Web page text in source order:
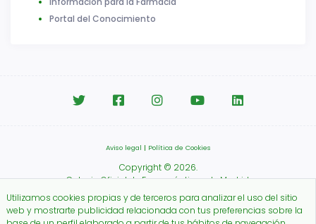
Portal del Conocimiento
Aviso legal | Política de Cookies
Copyright © 2026.
Colegio Oficial de Farmacéuticos de Madrid.
Utilizamos cookies propias y de terceros para analizar el uso del sitio
web y mostrarte publicidad relacionada con tus preferencias sobre la